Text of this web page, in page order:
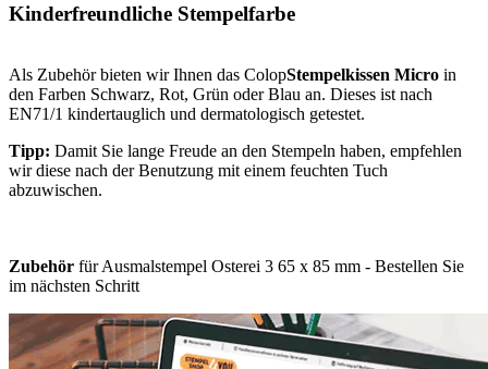
Kinderfreundliche Stempelfarbe
Als Zubehör bieten wir Ihnen das ColopStempelkissen Micro in
den Farben Schwarz, Rot, Grün oder Blau an. Dieses ist nach
EN71/1 kindertauglich und dermatologisch getestet.
Tipp: Damit Sie lange Freude an den Stempeln haben, empfehlen
wir diese nach der Benutzung mit einem feuchten Tuch
abzuwischen.
Zubehör für Ausmalstempel Osterei 3 65 x 85 mm - Bestellen Sie
im nächsten Schritt